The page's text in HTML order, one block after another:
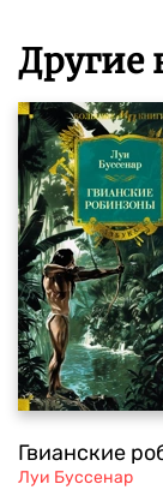
Другие
Гвианские
Луи Буссенар